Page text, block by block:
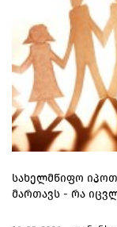
სახელმწიფო
მართავს - რა